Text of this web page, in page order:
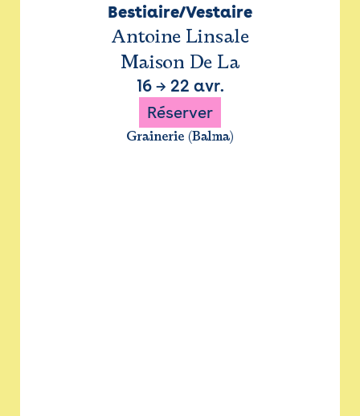
Bestiaire/Vestaire
Antoine Linsale
Maison De La
16→ 22 avr.
Réserver
Grainerie (Balma)